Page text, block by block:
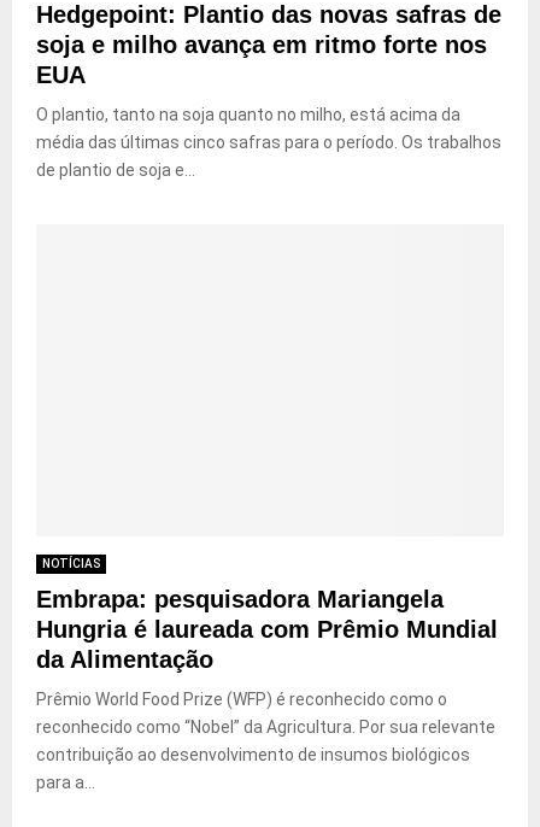
Hedgepoint: Plantio das novas safras de
soja e milho avança em ritmo forte nos
EUA
O plantio, tanto na soja quanto no milho, está acima da
média das últimas cinco safras para o período. Os trabalhos
de plantio de soja e...
NOTÍCIAS
Embrapa: pesquisadora Mariangela
Hungria é laureada com Prêmio Mundial
da Alimentação
Prêmio World Food Prize (WFP) é reconhecido como o
reconhecido como “Nobel” da Agricultura. Por sua relevante
contribuição ao desenvolvimento de insumos biológicos
para a...